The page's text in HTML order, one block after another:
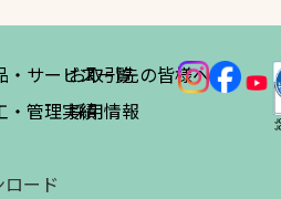
・サービス一覧
・管理実績
お取引先の皆様へ
採用情報
ード